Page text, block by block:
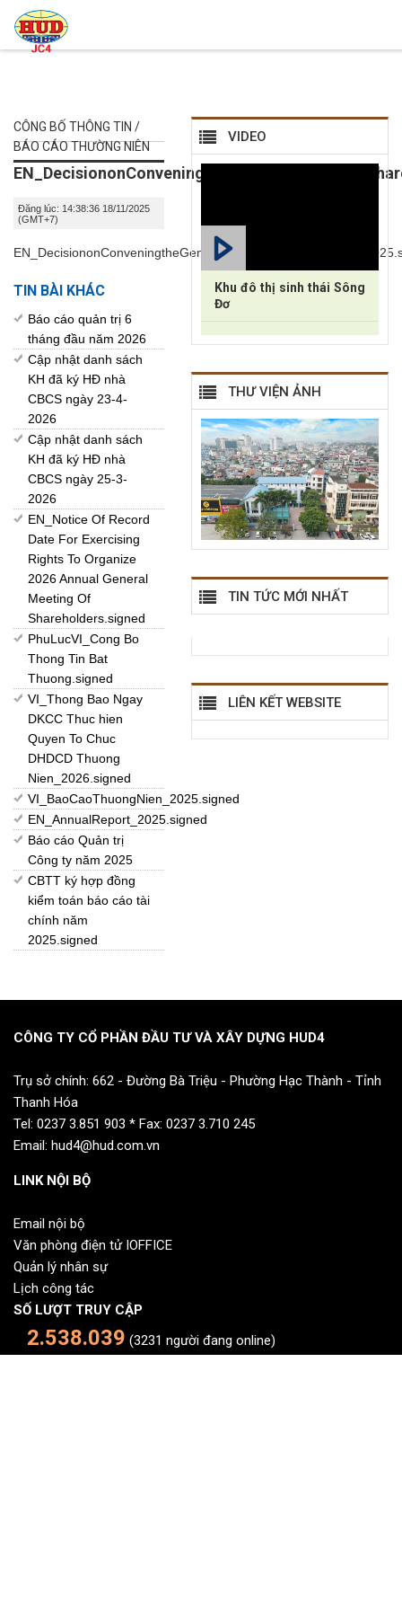
CÔNG BỐ THÔNG TIN /
BÁO CÁO THƯỜNG NIÊN
Đăng lúc: 14:38:36 18/11/2025
(GMT+7)
TIN BÀI KHÁC
Báo cáo quản trị 6
tháng đầu năm 2026
Cập nhật danh sách
KH đã ký HĐ nhà
CBCS ngày 23-4-
2026
Cập nhật danh sách
KH đã ký HĐ nhà
CBCS ngày 25-3-
2026
EN_Notice Of Record
Date For Exercising
Rights To Organize
2026 Annual General
Meeting Of
Shareholders.signed
PhuLucVI_Cong Bo
Thong Tin Bat
Thuong.signed
VI_Thong Bao Ngay
DKCC Thuc hien
Quyen To Chuc
DHDCD Thuong
Nien_2026.signed
VI_BaoCaoThuongNien_2025.signed
EN_AnnualReport_2025.signed
Báo cáo Quản trị
Công ty năm 2025
CBTT ký hợp đồng
kiểm toán báo cáo tài
chính năm
2025.signed
VIDEO
Khu đô thị sinh thái Sông
Đơ
THƯ VIỆN ẢNH
TIN TỨC MỚI NHẤT
LIÊN KẾT WEBSITE
CÔNG TY CỔ PHẦN ĐẦU TƯ VÀ XÂY DỰNG HUD4
Trụ sở chính: 662 - Đường Bà Triệu - Phường Hạc Thành - Tỉnh
Thanh Hóa
Tel: 0237 3.851 903 * Fax: 0237 3.710 245
Email: hud4@hud.com.vn
LINK NỘI BỘ
Email nội bộ
Văn phòng điện tử IOFFICE
Quản lý nhân sự
Lịch công tác
SỐ LƯỢT TRUY CẬP
2.538.039 (3231 người đang online)